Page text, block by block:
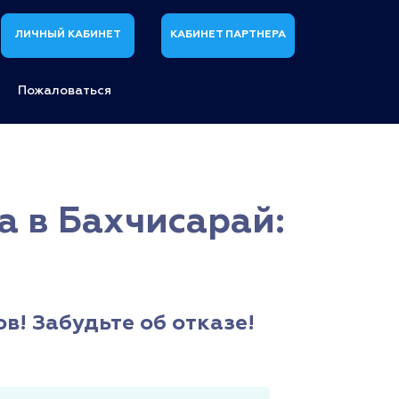
ЛИЧНЫЙ КАБИНЕТ КАБИНЕТ ПАРТНЕРА
Пожаловаться
в Бахчисарай:
Забудьте об отказе!